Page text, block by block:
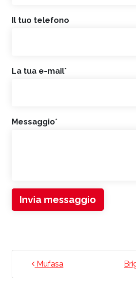
Il tuo telefono
La tua e-mail*
Messaggio*
Invia messaggio
NAVIGAZIONE
Mufasa